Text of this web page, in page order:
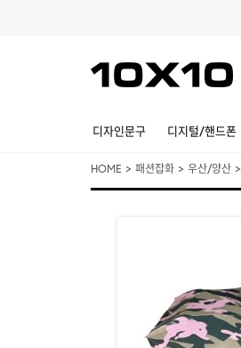
디자인문구 디지털/핸드폰
HOME > 패션잡화 > 우산/양산 >